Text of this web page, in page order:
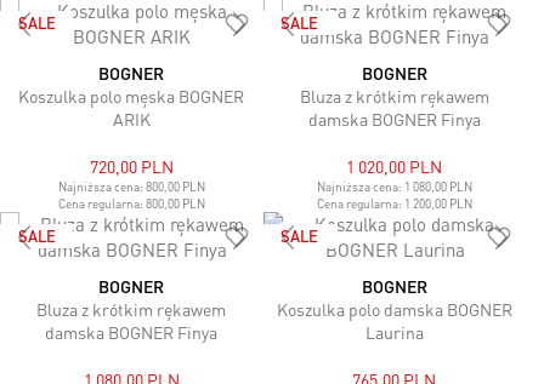
SALE
BOGNER
Koszulka polo męska BOGNER
ARIK
720,00 PLN
Najniższa cena: 800,00 PLN
Cena regularna: 800,00 PLN
SALE
BOGNER
Bluza z krótkim rękawem
damska BOGNER Finya
1 020,00 PLN
Najniższa cena: 1 080,00 PLN
Cena regularna: 1 200,00 PLN
SALE
BOGNER
Bluza z krótkim rękawem
damska BOGNER Finya
1 080,00 PLN
SALE
BOGNER
Koszulka polo damska BOGNER
Laurina
765,00 PLN